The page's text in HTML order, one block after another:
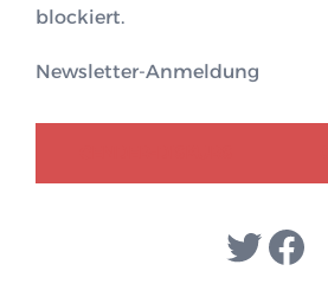
blockiert.
Newsletter-Anmeldung